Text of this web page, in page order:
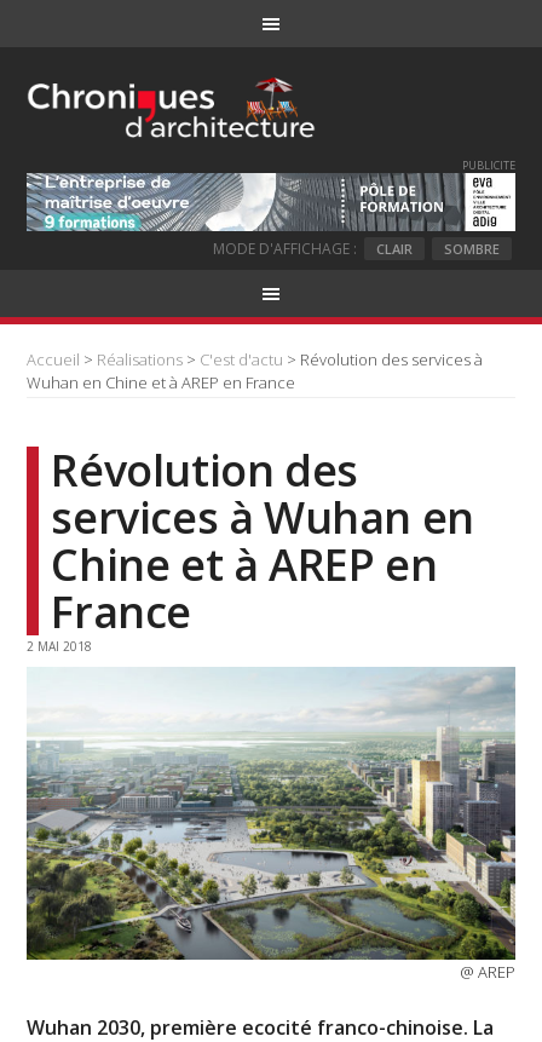
PUBLICITE
MODE D'AFFICHAGE : CLAIR SOMBRE
Accueil > Réalisations > C'est d'actu > Révolution des services à
Wuhan en Chine et à AREP en France
Révolution des
services à Wuhan en
Chine et à AREP en
France
2 MAI 2018
@ AREP
Wuhan 2030, première ecocité franco-chinoise. La